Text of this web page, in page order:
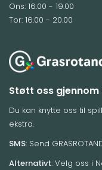
Ons: 16.00 - 19.00
Tor: 16.00 - 20.00
Støtt oss
Du kan knytte oss til
ekstra.
SMS: Send
Alternativt: Velg oss i